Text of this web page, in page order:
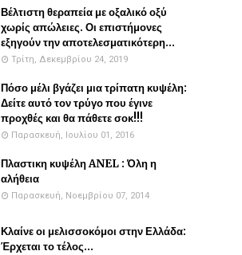
Βέλτιστη θεραπεία με οξαλικό οξύ
χωρίς απώλειες. Οι επιστήμονες
εξηγούν την αποτελεσματικότερη...
Τρίτη, Δεκεμβρίου 24, 2019
Πόσο μέλι βγάζει μια τρίπατη κυψέλη:
Δείτε αυτό τον τρύγο που έγινε
προχθές και θα πάθετε σοκ!!!
Παρασκευή, Ιουλίου 01, 2016
Πλαστικη κυψέλη ANEL : Όλη η
αλήθεια
Παρασκευή, Νοεμβρίου 07, 2014
Κλαίνε οι μελισσοκόμοι στην Ελλάδα:
Έρχεται το τέλος...